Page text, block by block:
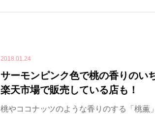
2018.01.24
サーモンピンク色で桃の香りのい
楽天市場で販売している店も！
桃やココナッツのような香りのする「桃薫